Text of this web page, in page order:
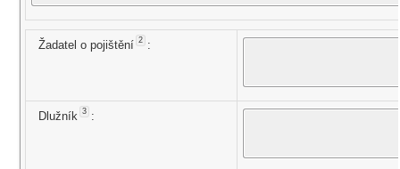
Žadatel o pojištění 2 :
Dlužník 3 :